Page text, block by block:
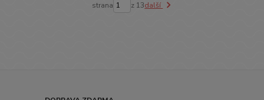
strana z 13další